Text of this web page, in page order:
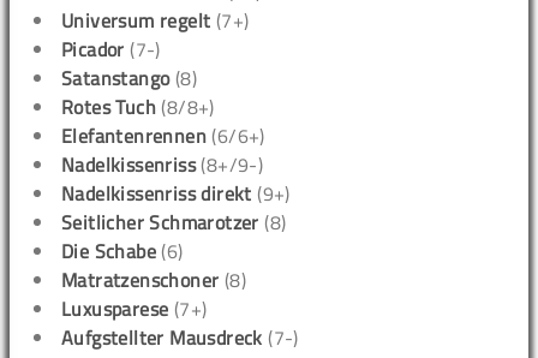
Universum regelt (7+)
Picador (7-)
Satanstango(8)
Rotes Tuch (8/8+)
Elefantenrennen (6/6+)
Nadelkissenriss(8+/9-)
Nadelkissenriss direkt (9+)
Seitlicher Schmarotzer (8)
Die Schabe (6)
Matratzenschoner (8)
Luxusparese (7+)
Aufgstellter Mausdreck (7-)